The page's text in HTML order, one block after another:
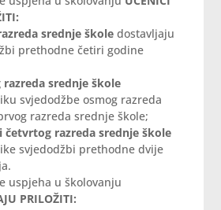
srednje škole dostavljaju
prethodne četiri godine
razreda srednje škole
svjedodžbe osmog razreda
razreda srednje škole;
četvrtog razreda srednje škole
svjedodžbi prethodne dvije
uspjeha u školovanju
PRILOŽITI: